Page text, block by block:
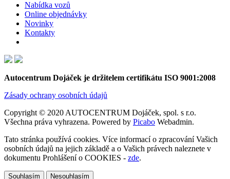
Nabídka vozů
Online objednávky
Novinky
Kontakty
Autocentrum Dojáček je držitelem certifikátu ISO 9001:2008
Zásady ochrany osobních údajů
Copyright © 2020 AUTOCENTRUM Dojáček, spol. s r.o.
Všechna práva vyhrazena. Powered by Picabo Webadmin.
Tato stránka používá cookies. Více informací o zpracování Vašich
osobních údajů na jejich základě a o Vašich právech naleznete v
dokumentu Prohlášení o COOKIES - zde.
Souhlasím Nesouhlasím